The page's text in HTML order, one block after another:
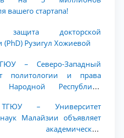
вашего стартапа!
защита докторской
(PhD) Рузигул Xoжиевой
– Северо-Западный
политологии и права
Народной Республики
мобильности для
курсов
– Университет
Малайзии объявляет
академической